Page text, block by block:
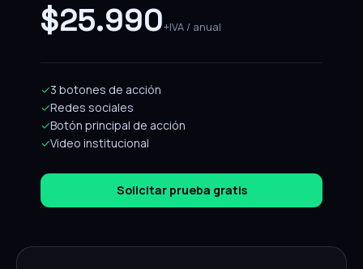
$25.990+IVA / anual
✓3 botones de acción
✓Redes sociales
✓Botón principal de acción
✓Video institucional
Solicitar prueba gratis